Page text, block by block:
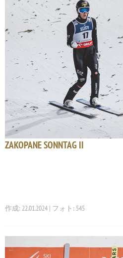
ZAKOPANE SONNTAG II
作成: 22.01.2024 | フォト: 545